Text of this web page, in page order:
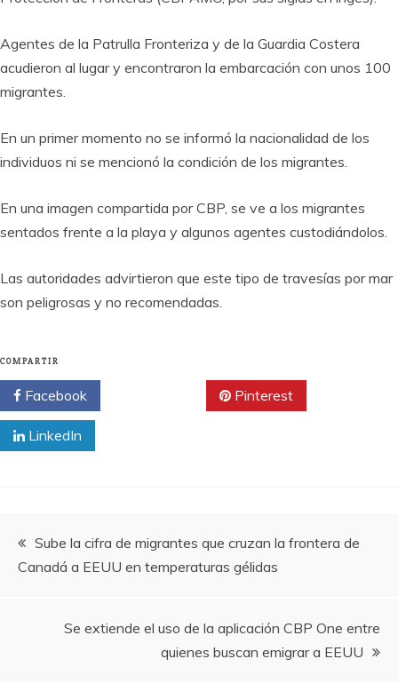
Agentes de la Patrulla Fronteriza y de la Guardia Costera
acudieron al lugar y encontraron la embarcación con unos 100
migrantes.
En un primer momento no se informó la nacionalidad de los
individuos ni se mencionó la condición de los migrantes.
En una imagen compartida por CBP, se ve a los migrantes
sentados frente a la playa y algunos agentes custodiándolos.
Las autoridades advirtieron que este tipo de travesías por mar
son peligrosas y no recomendadas.
COMPARTIR
Facebook Pinterest
LinkedIn
Navegación
de
entradas
Sube la cifra de migrantes que cruzan la frontera de
Canadá a EEUU en temperaturas gélidas
Se extiende el uso de la aplicación CBP One entre
quienes buscan emigrar a EEUU